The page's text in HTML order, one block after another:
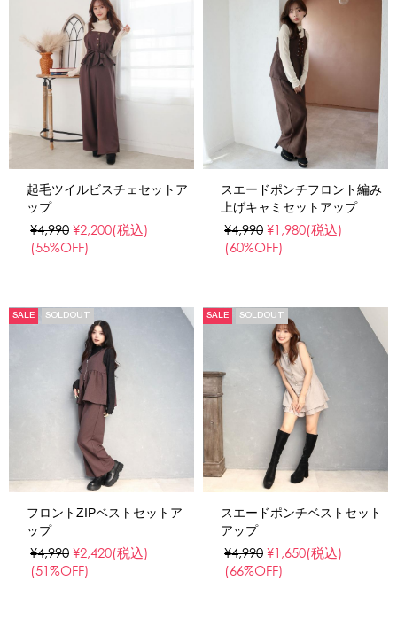
起毛ツイルビスチェセットア
ップ
¥4,990 ¥2,200(税込)
(55%OFF)
スエードポンチフロント編み
上げキャミセットアップ
¥4,990 ¥1,980(税込)
(60%OFF)
SALE SOLDOUT
フロントZIPベストセットア
ップ
¥4,990 ¥2,420(税込)
(51%OFF)
SALE SOLDOUT
スエードポンチベストセット
アップ
¥4,990 ¥1,650(税込)
(66%OFF)